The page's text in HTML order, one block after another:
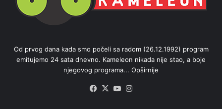
Od prvog dana kada smo počeli sa radom (26.12.1992) program
emitujemo 24 sata dnevno. Kameleon nikada nije stao, a boje
njegovog programa... Opširnije
Facebook
X YouTube